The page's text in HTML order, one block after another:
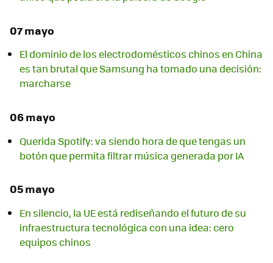
07 mayo
El dominio de los electrodomésticos chinos en China
es tan brutal que Samsung ha tomado una decisión:
marcharse
06 mayo
Querida Spotify: va siendo hora de que tengas un
botón que permita filtrar música generada por IA
05 mayo
En silencio, la UE está rediseñando el futuro de su
infraestructura tecnológica con una idea: cero
equipos chinos